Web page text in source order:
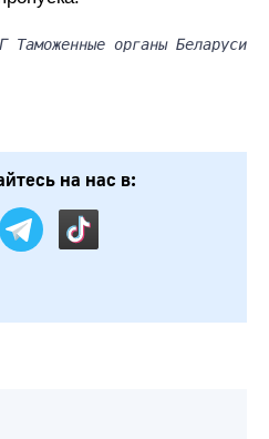
Таможенные органы Беларуси
на нас в: